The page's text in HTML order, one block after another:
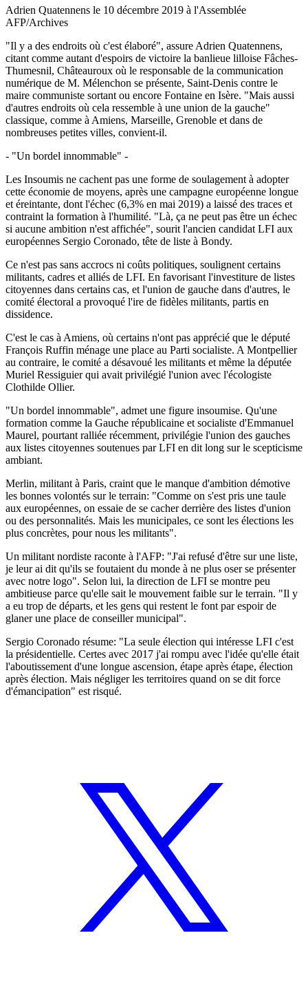
Adrien Quatennens le 10 décembre 2019 à l'Assemblée
AFP/Archives
"Il y a des endroits où c'est élaboré", assure Adrien Quatennens,
citant comme autant d'espoirs de victoire la banlieue lilloise Fâches-
Thumesnil, Châteauroux où le responsable de la communication
numérique de M. Mélenchon se présente, Saint-Denis contre le
maire communiste sortant ou encore Fontaine en Isère. "Mais aussi
d'autres endroits où cela ressemble à une union de la gauche"
classique, comme à Amiens, Marseille, Grenoble et dans de
nombreuses petites villes, convient-il.
- "Un bordel innommable" -
Les Insoumis ne cachent pas une forme de soulagement à adopter
cette économie de moyens, après une campagne européenne longue
et éreintante, dont l'échec (6,3% en mai 2019) a laissé des traces et
contraint la formation à l'humilité. "Là, ça ne peut pas être un échec
si aucune ambition n'est affichée", sourit l'ancien candidat LFI aux
européennes Sergio Coronado, tête de liste à Bondy.
Ce n'est pas sans accrocs ni coûts politiques, soulignent certains
militants, cadres et alliés de LFI. En favorisant l'investiture de listes
citoyennes dans certains cas, et l'union de gauche dans d'autres, le
comité électoral a provoqué l'ire de fidèles militants, partis en
dissidence.
C'est le cas à Amiens, où certains n'ont pas apprécié que le député
François Ruffin ménage une place au Parti socialiste. A Montpellier
au contraire, le comité a désavoué les militants et même la députée
Muriel Ressiguier qui avait privilégié l'union avec l'écologiste
Clothilde Ollier.
"Un bordel innommable", admet une figure insoumise. Qu'une
formation comme la Gauche républicaine et socialiste d'Emmanuel
Maurel, pourtant ralliée récemment, privilégie l'union des gauches
aux listes citoyennes soutenues par LFI en dit long sur le scepticisme
ambiant.
Merlin, militant à Paris, craint que le manque d'ambition démotive
les bonnes volontés sur le terrain: "Comme on s'est pris une taule
aux européennes, on essaie de se cacher derrière des listes d'union
ou des personnalités. Mais les municipales, ce sont les élections les
plus concrètes, pour nous les militants".
Un militant nordiste raconte à l'AFP: "J'ai refusé d'être sur une liste,
je leur ai dit qu'ils se foutaient du monde à ne plus oser se présenter
avec notre logo". Selon lui, la direction de LFI se montre peu
ambitieuse parce qu'elle sait le mouvement faible sur le terrain. "Il y
a eu trop de départs, et les gens qui restent le font par espoir de
glaner une place de conseiller municipal".
Sergio Coronado résume: "La seule élection qui intéresse LFI c'est
la présidentielle. Certes avec 2017 j'ai rompu avec l'idée qu'elle était
l'aboutissement d'une longue ascension, étape après étape, élection
après élection. Mais négliger les territoires quand on se dit force
d'émancipation" est risqué.